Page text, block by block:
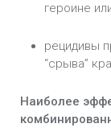
героине
рецидивы
“срыва”
Наиболее